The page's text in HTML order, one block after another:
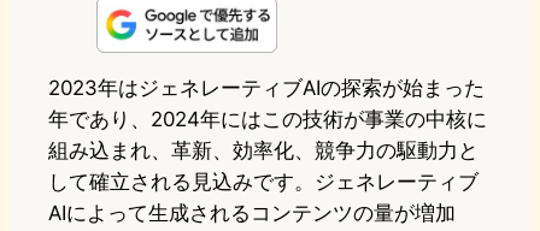
n
e
s
o
d
o
u
s
y
b
o
o
e
n
a
2023年はジェネレーティブAIの探索が始まった
年であり、2024年にはこの技術が事業の中核に
組み込まれ、革新、効率化、競争力の駆動力と
して確立される見込みです。ジェネレーティブ
AIによって生成されるコンテンツの量が増加